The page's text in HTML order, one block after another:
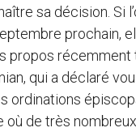
sa décision. Si
prochain,
propos récemment
qui a déclaré
ordinations
où de très